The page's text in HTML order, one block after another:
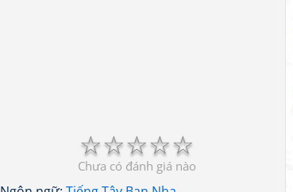
☆
☆
☆
☆
☆
Chưa có đánh giá nào